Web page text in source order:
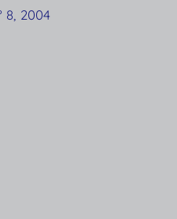
8, 2004